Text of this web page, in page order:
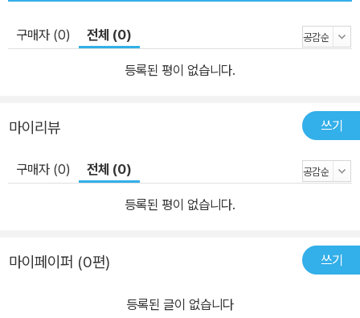
누가 있는지, 그 직업을 갖기 위해서는 어떤 것들이 필요한지 등 직업
에 관한 여러 정보들이 어린이의 눈높이에 맞게 쉽고 재미있게 담겨
있습니다. 영화의 장면에 어울리는 소품을 구해 오거나 직접 만들어
다양한 식물들을 활용해 아름다운 예술품을 만들어요. 집, 학교, 공연
장 등 여러 가지 건축물을 설계하고 지어요. 감동적이고, 아름다운 순
간을 카메라에 담아 멋진 작품을 만들어요. 신선한 재료를 활용해 자
아하는 친구들에게 어울리는 여섯 가지 직업이 있어요. 각 직업이 하
갖기 위해서는 어떤 것들이 필요한지 등 직업에 관한 여러 정보들이
어린이의 눈높이에 맞게 쉽고 재미있게 담겨 있습니다. 우주선을 타
고 지구 밖으로 나가 우주를 탐험해요. 약간의 장비만을 이용해 높고
구매자 (0) 전체 (0)
등록된 평이 없습니다.
마이리뷰 쓰기
구매자 (0) 전체 (0)
등록된 평이 없습니다.
마이페이퍼 (0편) 쓰기
등록된 글이 없습니다